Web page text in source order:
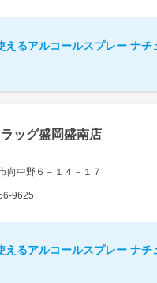
えるアルコールスプレー ナチ
ッグ盛岡盛南店
向中野６－１４－１７
9625
えるアルコールスプレー ナチ